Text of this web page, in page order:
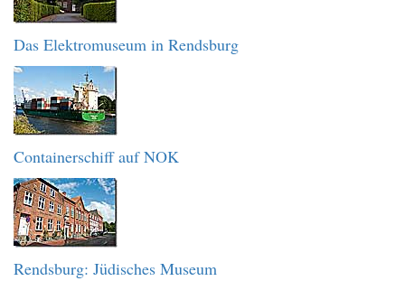
Das Elektromuseum in Rendsburg
Containerschiff auf NOK
Rendsburg: Jüdisches Museum